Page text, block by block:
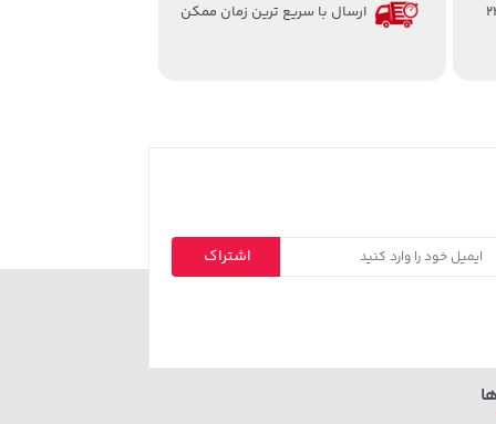
8 الی 24
ارسال با سریع ترین زمان ممکن
اشتراک